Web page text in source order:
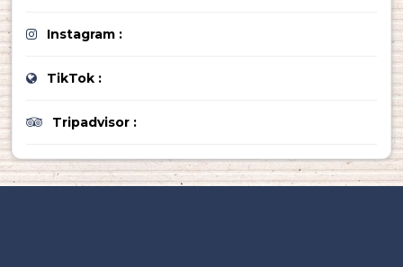
Instagram :
TikTok :
Tripadvisor :